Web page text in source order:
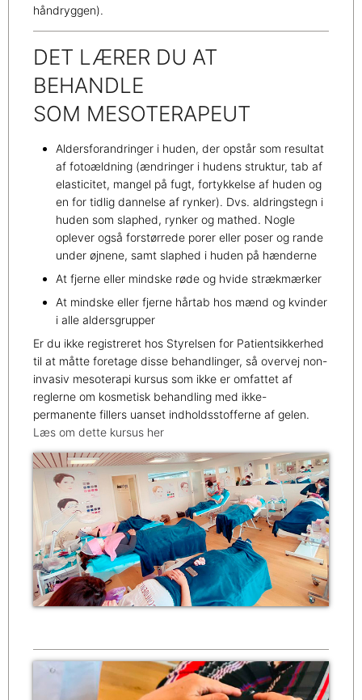
håndryggen).
DET LÆRER DU AT
BEHANDLE
SOM MESOTERAPEUT
Aldersforandringer i huden, der opstår som resultat
af fotoældning (ændringer i hudens struktur, tab af
elasticitet, mangel på fugt, fortykkelse af huden og
en for tidlig dannelse af rynker). Dvs. aldringstegn i
huden som slaphed, rynker og mathed. Nogle
oplever også forstørrede porer eller poser og rande
under øjnene, samt slaphed i huden på hænderne
At fjerne eller mindske røde og hvide strækmærker
At mindske eller fjerne hårtab hos mænd og kvinder
i alle aldersgrupper
Er du ikke registreret hos Styrelsen for Patientsikkerhed
til at måtte foretage disse behandlinger, så overvej non-
invasiv mesoterapi kursus som ikke er omfattet af
reglerne om kosmetisk behandling med ikke-
permanente fillers uanset indholdsstofferne af gelen.
Læs om dette kursus her